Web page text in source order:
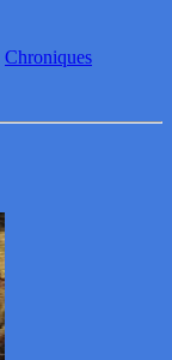
Chroniques